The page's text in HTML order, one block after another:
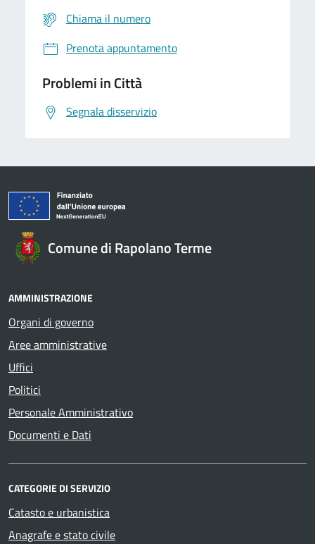
Chiama il numero
Prenota appuntamento
Problemi in Città
Segnala disservizio
Comune di Rapolano Terme
AMMINISTRAZIONE
Organi di governo
Aree amministrative
Uffici
Politici
Personale Amministrativo
Documenti e Dati
CATEGORIE DI SERVIZIO
Catasto e urbanistica
Anagrafe e stato civile